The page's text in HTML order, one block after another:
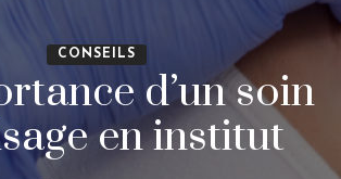
CONSEILS
d’un soin
en institut